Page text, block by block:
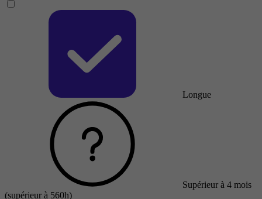
Longue
Supérieur à 4 mois
(supérieur à 560h)